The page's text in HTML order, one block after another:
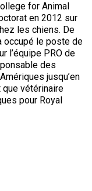
for Animal
en 2012 sur
les chiens. De
occupé le poste de
l’équipe PRO de
des
jusqu’en
vétérinaire
pour Royal